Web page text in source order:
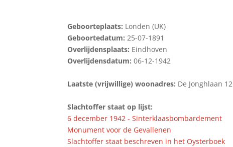
Geboorteplaats: Londen (UK)
Geboortedatum:25-07-1891
Overlijdensplaats: Eindhoven
Overlijdensdatum:06-12-1942
Laatste (vrijwillige) woonadres: De Jonghlaan 12
Slachtoffer staat op lijst:
6 december 1942 - Sinterklaasbombardement
Monument voor de Gevallenen
Slachtoffer staat beschreven in het Oysterboek